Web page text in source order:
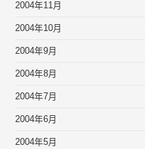
2004年11月
2004年10月
2004年9月
2004年8月
2004年7月
2004年6月
2004年5月